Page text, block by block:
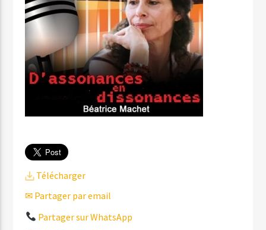
Télécharger
✉ Partager par email
Partager sur WhatsApp